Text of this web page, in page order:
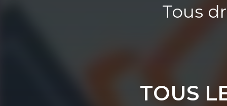
Tous
TOUS